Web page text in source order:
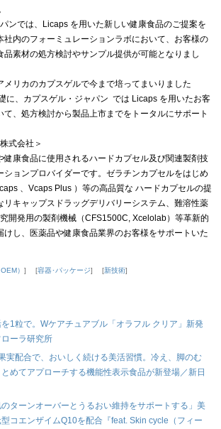
ンでは、Licaps を用いた新しい健康食品のご提案を
社内のフォーミュレーションラボにおいて、お客様の
品素材の処方検討やサンプル提供が可能となりまし
メリカのカプスゲルで今まで培ってまいりました
に、カプスゲル・ジャパン では Licaps を用いたお客
、処方検討から製品上市までをトータルにサポート
式会社＞
健康食品に使用されるハードカプセル及び関連製剤技
ションプロバイダーです。ゼラチンカプセルをはじめ
、Vcaps Plus ）等の高品質な ハードカプセルの提
リキャップスドラッグデリバリーシステム、難溶性薬
開発用の製剤機械（CFS1500C, Xcelolab）等革新的
けし、医薬品や健康食品業界のお客様をサポートいた
） 容器･パッケージ 新技術
1粒で。Wケアチュアブル「オラフル クリア」新発
ーラ研究所
実配合で、おいしく続ける美活習慣。冷え、脚のむ
めてアプローチする機能性表示食品が新登場／新日
ターンオーバーとうるおい維持をサポートする」美
コエンザイムQ10を配合『feat. Skin cycle（フィー